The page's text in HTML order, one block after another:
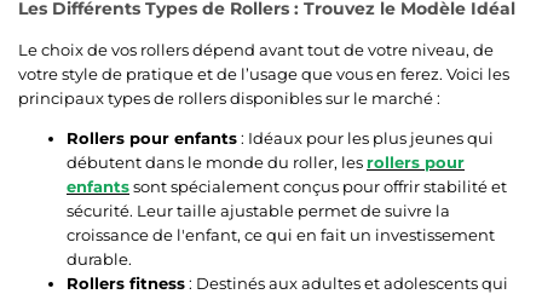
Les Différents Types de Rollers : Trouvez le Modèle Idéal
Le choix de vos rollers dépend avant tout de votre niveau, de
votre style de pratique et de l’usage que vous en ferez. Voici les
principaux types de rollers disponibles sur le marché :
Rollers pour enfants: Idéaux pour les plus jeunes qui
débutent dans le monde du roller, les rollers pour
enfantssont spécialement conçus pour offrir stabilité et
sécurité. Leur taille ajustable permet de suivre la
croissance de l'enfant, ce qui en fait un investissement
durable.
Rollers fitness: Destinés aux adultes et adolescents qui